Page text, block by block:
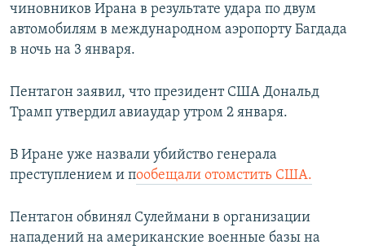
чиновников Ирана в результате удара по двум
автомобилям в международном аэропорту Багдада
в ночь на 3 января.
Пентагон заявил, что президент США Дональд
Трамп утвердил авиаудар утром 2 января.
В Иране уже назвали убийство генерала
преступлением и пообещали отомстить США.
Пентагон обвинял Сулеймани в организации
нападений на американские военные базы на